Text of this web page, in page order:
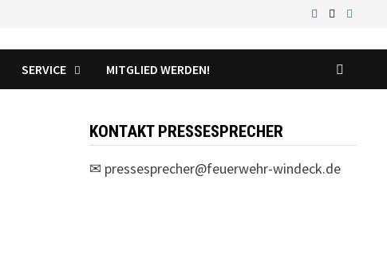
SERVICE MITGLIED WERDEN!
KONTAKT PRESSESPRECHER
✉ pressesprecher@feuerwehr-windeck.de